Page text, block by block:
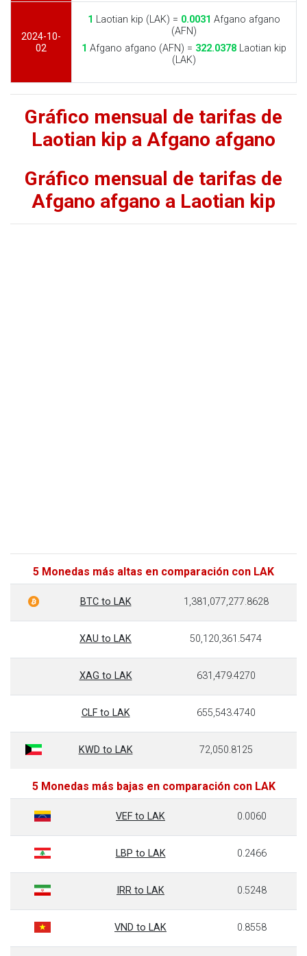
2024-10-
02
1 Laotian kip (LAK) = 0.0031 Afgano afgano
(AFN)
1 Afgano afgano (AFN) = 322.0378 Laotian kip
(LAK)
Gráfico mensual de tarifas de
Laotian kip a Afgano afgano
Gráfico mensual de tarifas de
Afgano afgano a Laotian kip
5 Monedas más altas en comparación con LAK
BTC to LAK 1,381,077,277.8628
XAU to LAK 50,120,361.5474
XAG to LAK 631,479.4270
CLF to LAK 655,543.4740
KWD to LAK 72,050.8125
5 Monedas más bajas en comparación con LAK
VEF to LAK 0.0060
LBP to LAK 0.2466
IRR to LAK 0.5248
VND to LAK 0.8558